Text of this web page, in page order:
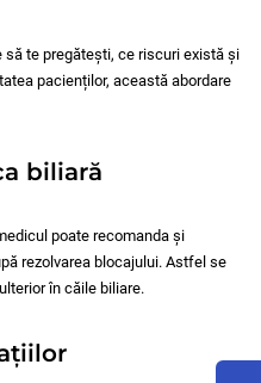
te pregătești, ce riscuri există și
pacienților, această abordare
biliară
poate recomanda și
rezolvarea blocajului. Astfel se
în căile biliare.